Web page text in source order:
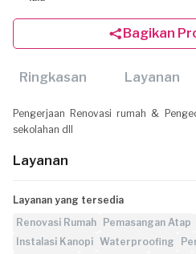
Bagikan
Ringkasan Layanan
Pengerjaan Renovasi rumah &
sekolahan dll
Layanan
Layanan yang tersedia
Renovasi Rumah
Pemasangan Atap
Instalasi Kanopi Waterproofing